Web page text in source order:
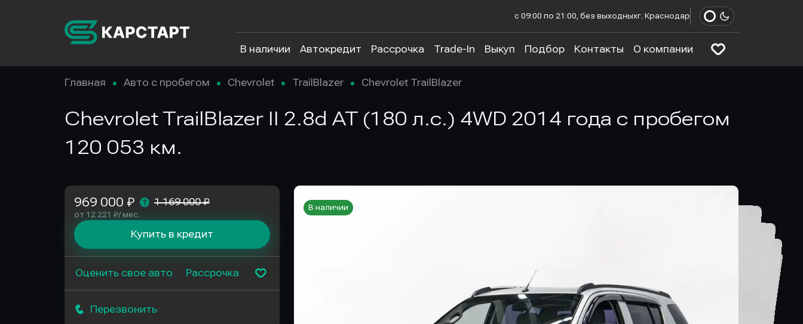
с 09:00 по 21:00, без выходныхг. Краснодар
В наличии Автокредит Рассрочка Trade-In Выкуп Подбор Контакты О компании
Главная Авто с пробегом Chevrolet TrailBlazer Chevrolet TrailBlazer
Chevrolet TrailBlazer II 2.8d AT (180 л.с.) 4WD 2014 года с пробегом
120 053 км.
В наличии
969 000 ₽ 1 169 000 ₽
от 12 221 ₽/ мес.
Купить в кредит
Оценить свое авто Рассрочка
Перезвонить